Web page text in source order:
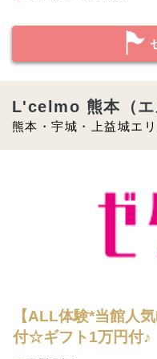
熊本・宇城・上益城エ
L'celmo 熊本（エ
【ALL体験*当館人
付☆ギフト1万円付♪